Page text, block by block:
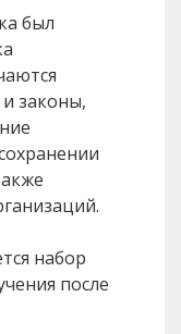
был
законы,
набор
после